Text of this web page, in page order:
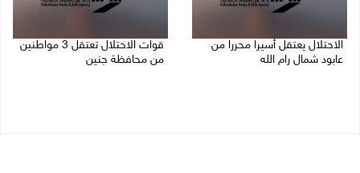
الاحتلال يعتقل أسيرا محررا من
عابود شمال رام الله
قوات الاحتلال تعتقل 3 مواطنين
من محافظة جنين